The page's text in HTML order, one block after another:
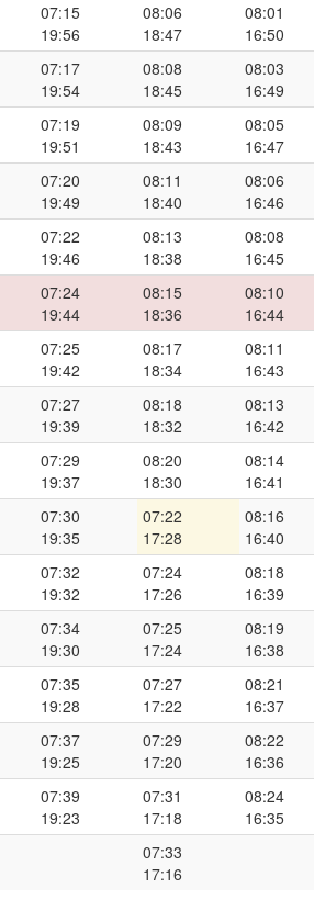
07:15
19:56
08:06
18:47
08:01
16:50
07:17
19:54
08:08
18:45
08:03
16:49
07:19
19:51
08:09
18:43
08:05
16:47
07:20
19:49
08:11
18:40
08:06
16:46
07:22
19:46
08:13
18:38
08:08
16:45
07:24
19:44
08:15
18:36
08:10
16:44
07:25
19:42
08:17
18:34
08:11
16:43
07:27
19:39
08:18
18:32
08:13
16:42
07:29
19:37
08:20
18:30
08:14
16:41
07:30
19:35
07:22
17:28
08:16
16:40
07:32
19:32
07:24
17:26
08:18
16:39
07:34
19:30
07:25
17:24
08:19
16:38
07:35
19:28
07:27
17:22
08:21
16:37
07:37
19:25
07:29
17:20
08:22
16:36
07:39
19:23
07:31
17:18
08:24
16:35
07:33
17:16